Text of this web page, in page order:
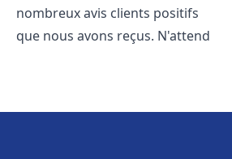
nombreux avis clients positifs
que nous avons reçus. N'attend